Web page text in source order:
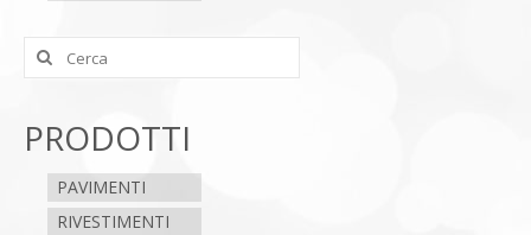
Cerca:
PRODOTTI
PAVIMENTI
RIVESTIMENTI